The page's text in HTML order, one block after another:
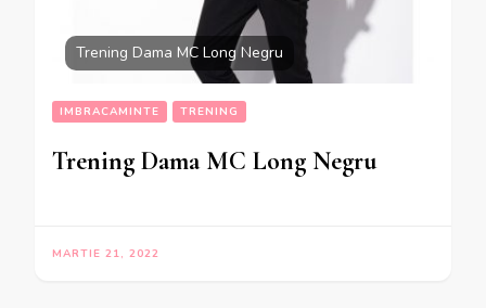
Trening Dama MC Long Negru
IMBRACAMINTE TRENING
Trening Dama MC Long Negru
MARTIE 21, 2022